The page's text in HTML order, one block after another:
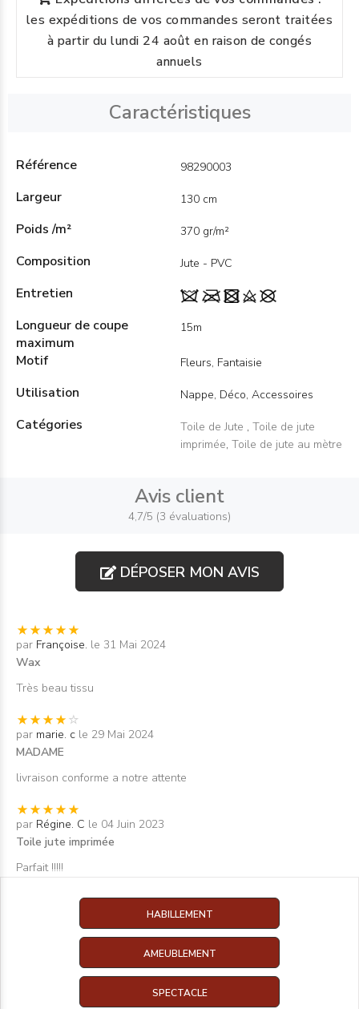
les expéditions de vos commandes seront traitées
à partir du lundi 24 août en raison de congés
annuels
Caractéristiques
Référence 98290003
Largeur 130 cm
Poids /m² 370 gr/m²
Composition Jute - PVC
Entretien
Longueur de coupe
maximum
15m
Motif Fleurs, Fantaisie
Utilisation Nappe, Déco, Accessoires
Catégories Toile de Jute , Toile de jute
imprimée, Toile de jute au mètre
Avis client
4,7/5 (3 évaluations)
DÉPOSER MON AVIS
par Françoise. le 31 Mai 2024
Wax
Très beau tissu
par marie. c le 29 Mai 2024
MADAME
livraison conforme a notre attente
par Régine. C le 04 Juin 2023
Toile jute imprimée
Parfait !!!!!
HABILLEMENT
AMEUBLEMENT
SPECTACLE